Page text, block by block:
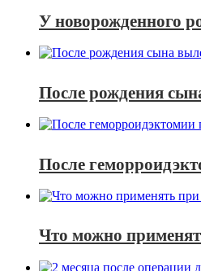
У новорожденного
После рождения
После
Что можно